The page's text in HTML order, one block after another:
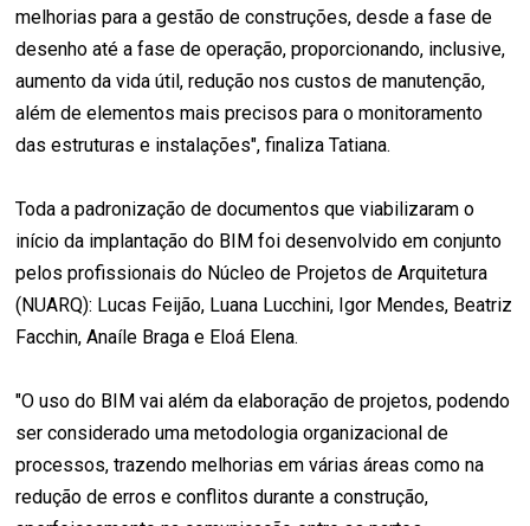
melhorias para a gestão de construções, desde a fase de
desenho até a fase de operação, proporcionando, inclusive,
aumento da vida útil, redução nos custos de manutenção,
além de elementos mais precisos para o monitoramento
das estruturas e instalações", finaliza Tatiana.
Toda a padronização de documentos que viabilizaram o
início da implantação do BIM foi desenvolvido em conjunto
pelos profissionais do Núcleo de Projetos de Arquitetura
(NUARQ): Lucas Feijão, Luana Lucchini, Igor Mendes, Beatriz
Facchin, Anaíle Braga e Eloá Elena.
"O uso do BIM vai além da elaboração de projetos, podendo
ser considerado uma metodologia organizacional de
processos, trazendo melhorias em várias áreas como na
redução de erros e conflitos durante a construção,